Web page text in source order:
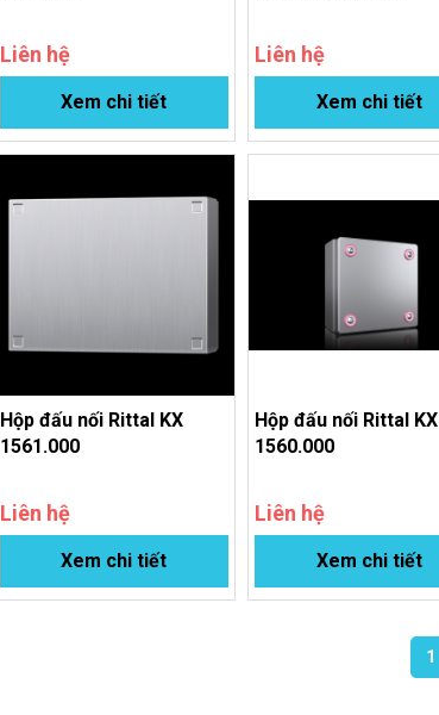
Liên hệ
Xem chi tiết
Liên hệ
Xem chi tiết
Hộp đấu nối Rittal KX
1561.000
Liên hệ
Xem chi tiết
Hộp đấu nối Rittal KX
1560.000
Liên hệ
Xem chi tiết
1